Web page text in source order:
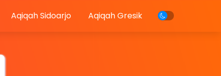
Aqiqah Sidoarjo Aqiqah Gresik